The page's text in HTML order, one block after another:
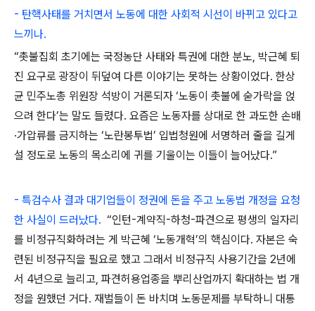
- 탄핵사태를 거치면서 노동에 대한 사회적 시선이 바뀌고 있다고
느끼나.
“촛불집회 초기에는 국정농단 사태와 특권에 대한 분노, 박근혜 퇴
진 요구로 광장이 뒤덮여 다른 이야기는 못하는 상황이었다. 한상
균 민주노총 위원장 석방이 거론되자 ‘노동이 촛불에 숟가락을 얹
으려 한다’는 말도 들렸다. 요즘은 노동자를 상대로 한 과도한 손배
·가압류를 금지하는 ‘노란봉투법’ 입법청원에 서명하러 줄을 길게
설 정도로 노동의 목소리에 귀를 기울이는 이들이 늘어났다.”
- 특검수사 결과 대기업들이 정권에 돈을 주고 노동법 개정을 요청
한 사실이 드러났다. “인턴-계약직-하청-파견으로 평생의 일자리
를 비정규직화하려는 게 박근혜 ‘노동개혁’의 핵심이다. 자본은 숙
련된 비정규직을 필요로 했고 그래서 비정규직 사용기간을 2년에
서 4년으로 늘리고, 파견허용업종을 뿌리산업까지 확대하는 법 개
정을 원했던 거다. 재벌들이 돈 바치며 노동문제를 부탁하니 대통